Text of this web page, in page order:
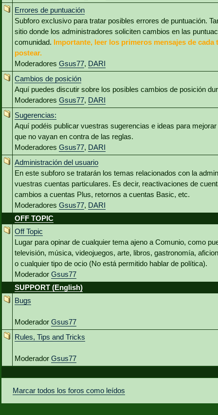
Errores de puntuación
Subforo exclusivo para tratar posibles errores de puntuación.
sitio donde los administradores soliciten cambios en las
comunidad. Importante, leer los primeros mensajes de cada
postear.
Moderadores Gsus77, DARI
Cambios de posición
Aquí puedes discutir sobre los posibles cambios de posición
Moderadores Gsus77, DARI
Sugerencias:
Aquí podéis publicar vuestras sugerencias e ideas para
que no vayan en contra de las reglas.
Moderadores Gsus77, DARI
Administración del usuario
En este subforo se tratarán los temas relacionados con la
vuestras cuentas particulares. Es decir, reactivaciones de
cambios a cuentas Plus, retornos a cuentas Basic, etc.
Moderadores Gsus77, DARI
OFF TOPIC
Off Topic
Lugar para opinar de cualquier tema ajeno a Comunio, como
televisión, música, videojuegos, arte, libros, gastronomía,
o cualquier tipo de ocio (No está permitido hablar de política).
Moderador Gsus77
SUPPORT (English)
Bugs
Moderador Gsus77
Rules, Tips and Tricks
Moderador Gsus77
Marcar todos los foros como leídos